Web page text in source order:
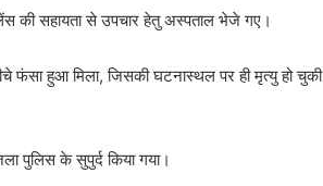
की सहायता से उपचार हेतु अस्पताल भेजे गए।
फंसा हुआ मिला, जिसकी घटनास्थल पर ही मृत्यु हो चुकी
पुलिस के सुपुर्द किया गया।